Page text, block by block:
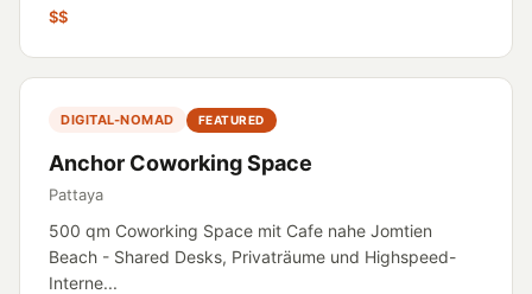
$$
DIGITAL-NOMAD FEATURED
Anchor Coworking Space
Pattaya
500 qm Coworking Space mit Cafe nahe Jomtien
Beach - Shared Desks, Privaträume und Highspeed-
Interne...